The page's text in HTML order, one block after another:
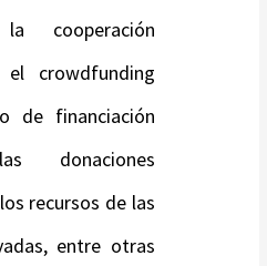
cooperación
el crowdfunding
de financiación
donaciones
recursos de las
entre otras